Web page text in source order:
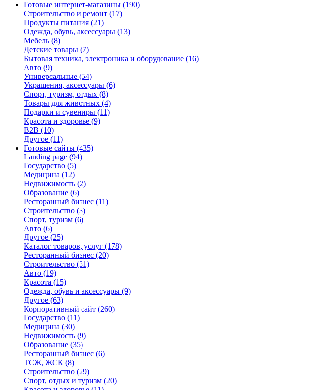
Готовые интернет-магазины (190)
Строительство и ремонт (17)
Продукты питания (21)
Одежда, обувь, аксессуары (13)
Мебель (8)
Детские товары (7)
Бытовая техника, электроника и оборудование (16)
Авто (9)
Универсальные (54)
Украшения, аксессуары (6)
Спорт, туризм, отдых (8)
Товары для животных (4)
Подарки и сувениры (11)
Красота и здоровье (9)
B2B (10)
Другое (11)
Готовые сайты (435)
Landing page (94)
Государство (5)
Медицина (12)
Недвижимость (2)
Образование (6)
Ресторанный бизнес (11)
Строительство (3)
Спорт, туризм (6)
Авто (6)
Другое (25)
Каталог товаров, услуг (178)
Ресторанный бизнес (20)
Строительство (31)
Авто (19)
Красота (15)
Одежда, обувь и аксессуары (9)
Другое (63)
Корпоративный сайт (260)
Государство (11)
Медицина (30)
Недвижимость (9)
Образование (35)
Ресторанный бизнес (6)
ТСЖ, ЖСК (8)
Строительство (29)
Спорт, отдых и туризм (20)